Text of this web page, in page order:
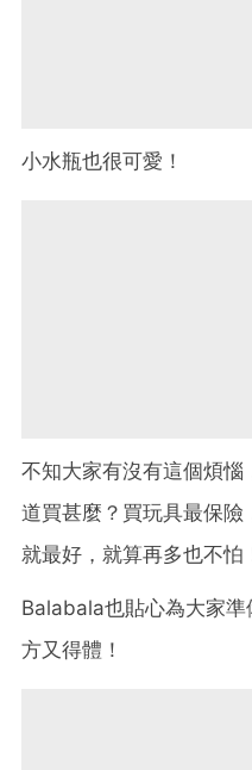
小水瓶也很可愛！
不知大家有沒有這個煩
道買甚麼？買玩具最保
就最好，就算再多也不怕
Balabala也貼心為大家
方又得體！